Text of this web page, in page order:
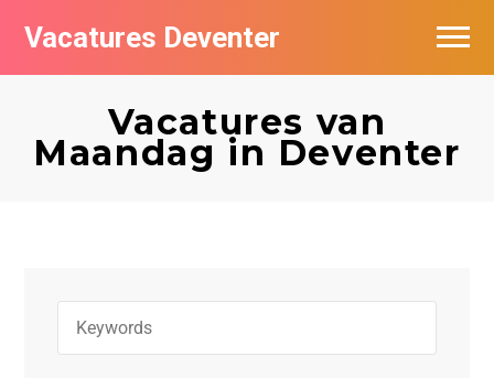
Vacatures Deventer
Vacatures van
Maandag in Deventer
Vacatures per bedrijf in Deventer
De populairste vacatures in Deventer